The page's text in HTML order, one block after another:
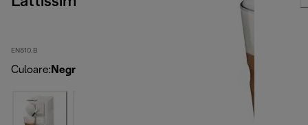
EN510.B
Culoare: Negru